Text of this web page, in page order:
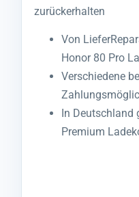
zurückerhalten
Von
Honor 80 Pro
Verschiedene
In Deutschland
Premium